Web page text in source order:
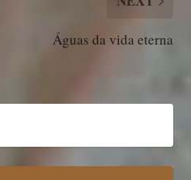
Águas da vida eterna